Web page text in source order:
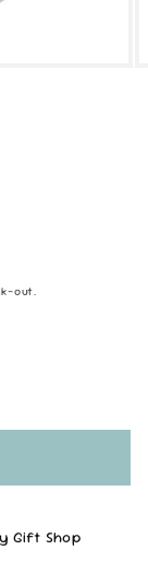
out.
Gift Shop